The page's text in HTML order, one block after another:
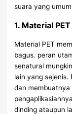
suara yang
1. Material PET
Material PET
bagus. peran
senatural
lain yang sejenis.
dan
dinding ataupun